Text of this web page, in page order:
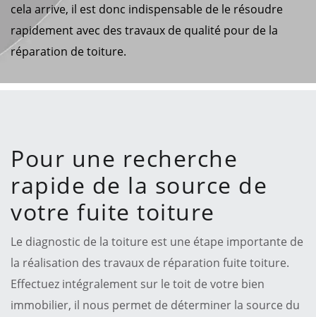
cela arrive, il est donc indispensable de le résoudre
rapidement avec des travaux de qualité pour de la
réparation de toiture.
Pour une recherche
rapide de la source de
votre fuite toiture
Le diagnostic de la toiture est une étape importante de
la réalisation des travaux de réparation fuite toiture.
Effectuez intégralement sur le toit de votre bien
immobilier, il nous permet de déterminer la source du